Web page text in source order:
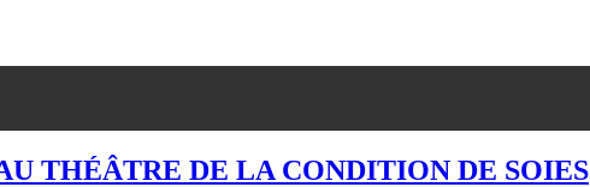
THÉÂTRE DE LA CONDITION DE SOIES